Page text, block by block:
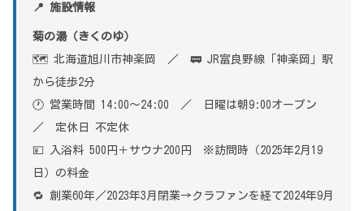
📍 施設情報
菊の湯（きくのゆ）
🗺 北海道旭川市神楽岡 ／ 🚃 JR富良野線「神楽岡」駅
から徒歩2分
🕐 営業時間 14:00〜24:00 ／ 日曜は朝9:00オープン
／ 定休日 不定休
💴 入浴料 500円＋サウナ200円 ※訪問時（2025年2月19
日）の料金
🔁 創業60年／2023年3月閉業→クラファンを経て2024年9月